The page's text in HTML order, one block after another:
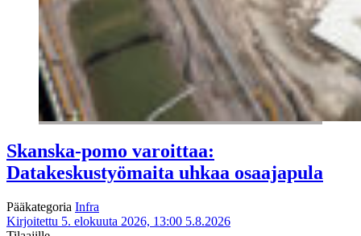
Skanska-pomo varoittaa:
Datakeskustyömaita uhkaa osaajapula
Pääkategoria Infra
Kirjoitettu 5. elokuuta 2026, 13:00 5.8.2026